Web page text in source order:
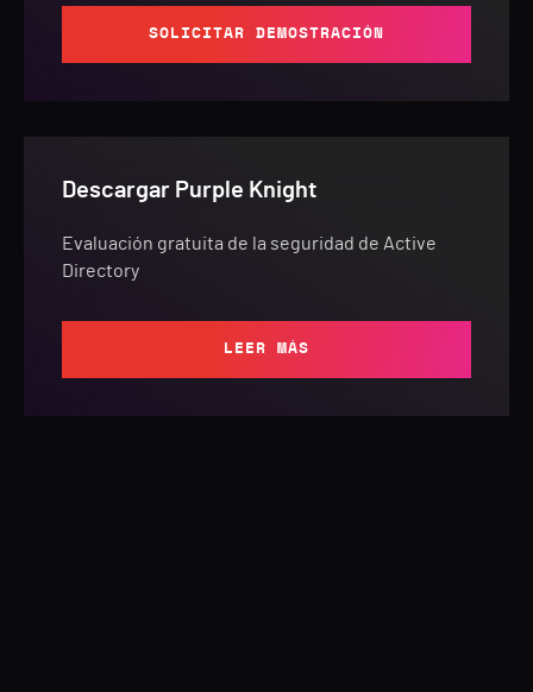
SOLICITAR DEMOSTRACIÓN
Descargar Purple Knight
Evaluación gratuita de la seguridad de Active
Directory
LEER MÁS